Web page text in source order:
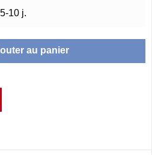
10 j.
au panier